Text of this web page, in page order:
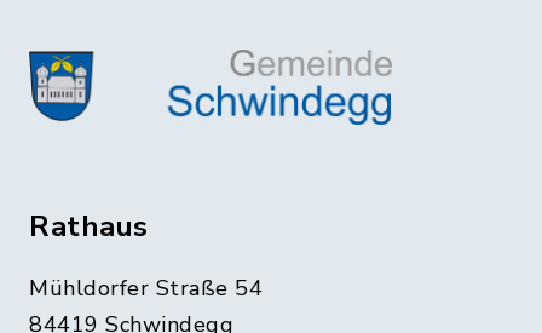
Rathaus
Mühldorfer Straße 54
84419 Schwindegg